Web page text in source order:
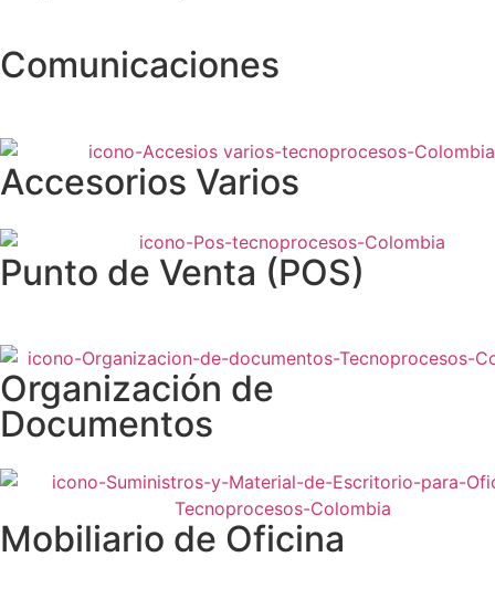
Comunicaciones
Accesorios Varios
Punto de Venta (POS)
Organización de
Documentos
Mobiliario de Oficina